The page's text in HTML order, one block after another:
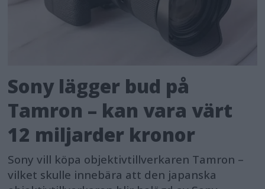
Sony lägger bud på
Tamron – kan vara värt
12 miljarder kronor
Sony vill köpa objektivtillverkaren Tamron –
vilket skulle innebära att den japanska